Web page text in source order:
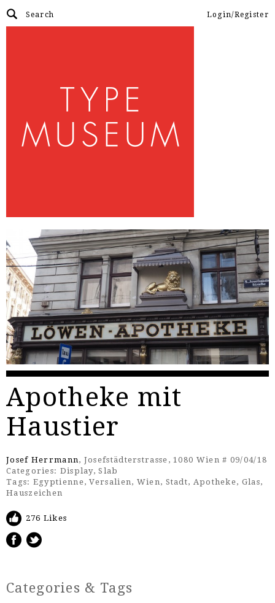
Login/Register
Apotheke mit
Haustier
Josef Herrmann, Josefstädterstrasse, 1080 Wien # 09/04/18
Categories: Display,Slab
Tags: Egyptienne,Versalien, Wien, Stadt, Apotheke, Glas,
Hauszeichen
276 Likes
Categories & Tags